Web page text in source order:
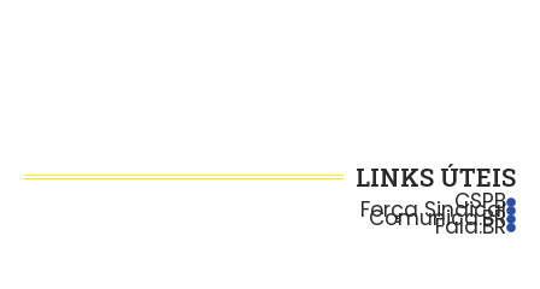
LINKS ÚTEIS
CSPB
Força Sindical
Comunica.BR
Fala.BR